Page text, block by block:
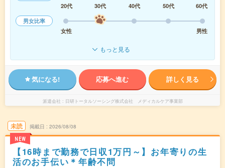
20代
30代 40代 50代
60代
男女比率
女性
男性
もっと見る
気になる! 応募へ進む 詳しく見る
派遣会社 日研トータルソーシング株式会社 メディカルケア事業部
未読
NEW
掲載日 2026/08/08
【16時まで勤務で日収1万円～】お年寄りの生
活のお手伝い＊年齢不問